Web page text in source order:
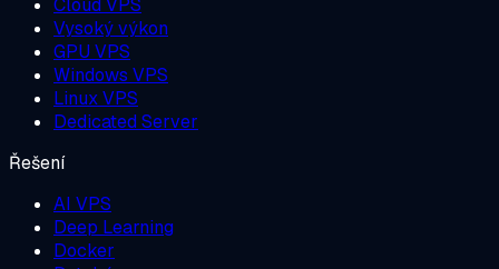
Cloud VPS
Vysoký výkon
GPU VPS
Windows VPS
Linux VPS
Dedicated Server
Řešení
AI VPS
Deep Learning
Docker